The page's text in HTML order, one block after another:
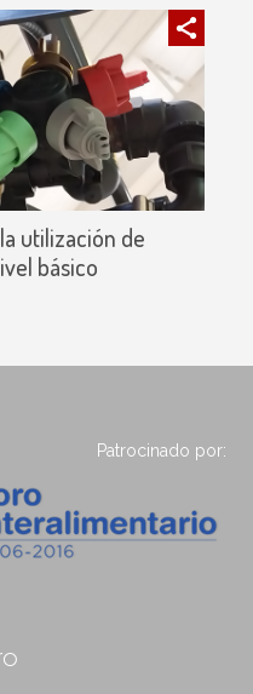
utilización de
básico
Patrocinado por: